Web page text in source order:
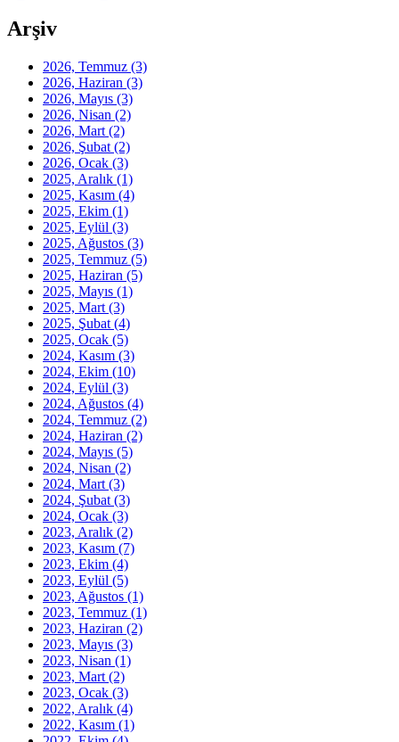
Arşiv
2026, Temmuz (3)
2026, Haziran (3)
2026, Mayıs (3)
2026, Nisan (2)
2026, Mart (2)
2026, Şubat (2)
2026, Ocak (3)
2025, Aralık (1)
2025, Kasım (4)
2025, Ekim (1)
2025, Eylül (3)
2025, Ağustos (3)
2025, Temmuz (5)
2025, Haziran (5)
2025, Mayıs (1)
2025, Mart (3)
2025, Şubat (4)
2025, Ocak (5)
2024, Kasım (3)
2024, Ekim (10)
2024, Eylül (3)
2024, Ağustos (4)
2024, Temmuz (2)
2024, Haziran (2)
2024, Mayıs (5)
2024, Nisan (2)
2024, Mart (3)
2024, Şubat (3)
2024, Ocak (3)
2023, Aralık (2)
2023, Kasım (7)
2023, Ekim (4)
2023, Eylül (5)
2023, Ağustos (1)
2023, Temmuz (1)
2023, Haziran (2)
2023, Mayıs (3)
2023, Nisan (1)
2023, Mart (2)
2023, Ocak (3)
2022, Aralık (4)
2022, Kasım (1)